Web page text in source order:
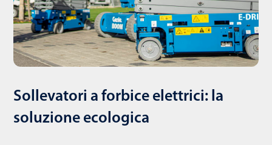
Sollevatori a forbice elettrici: la
soluzione ecologica